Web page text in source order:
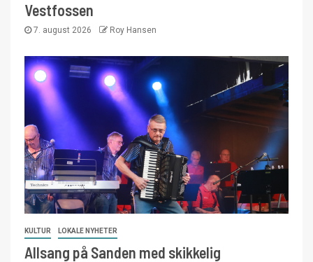
Vestfossen
7. august 2026 Roy Hansen
KULTUR LOKALE NYHETER
Allsang på Sanden med skikkelig